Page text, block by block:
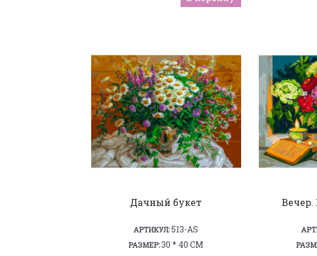
Дачный букет
АРТИКУЛ:513-AS
РАЗМЕР:30 * 40 СМ
Вечер.